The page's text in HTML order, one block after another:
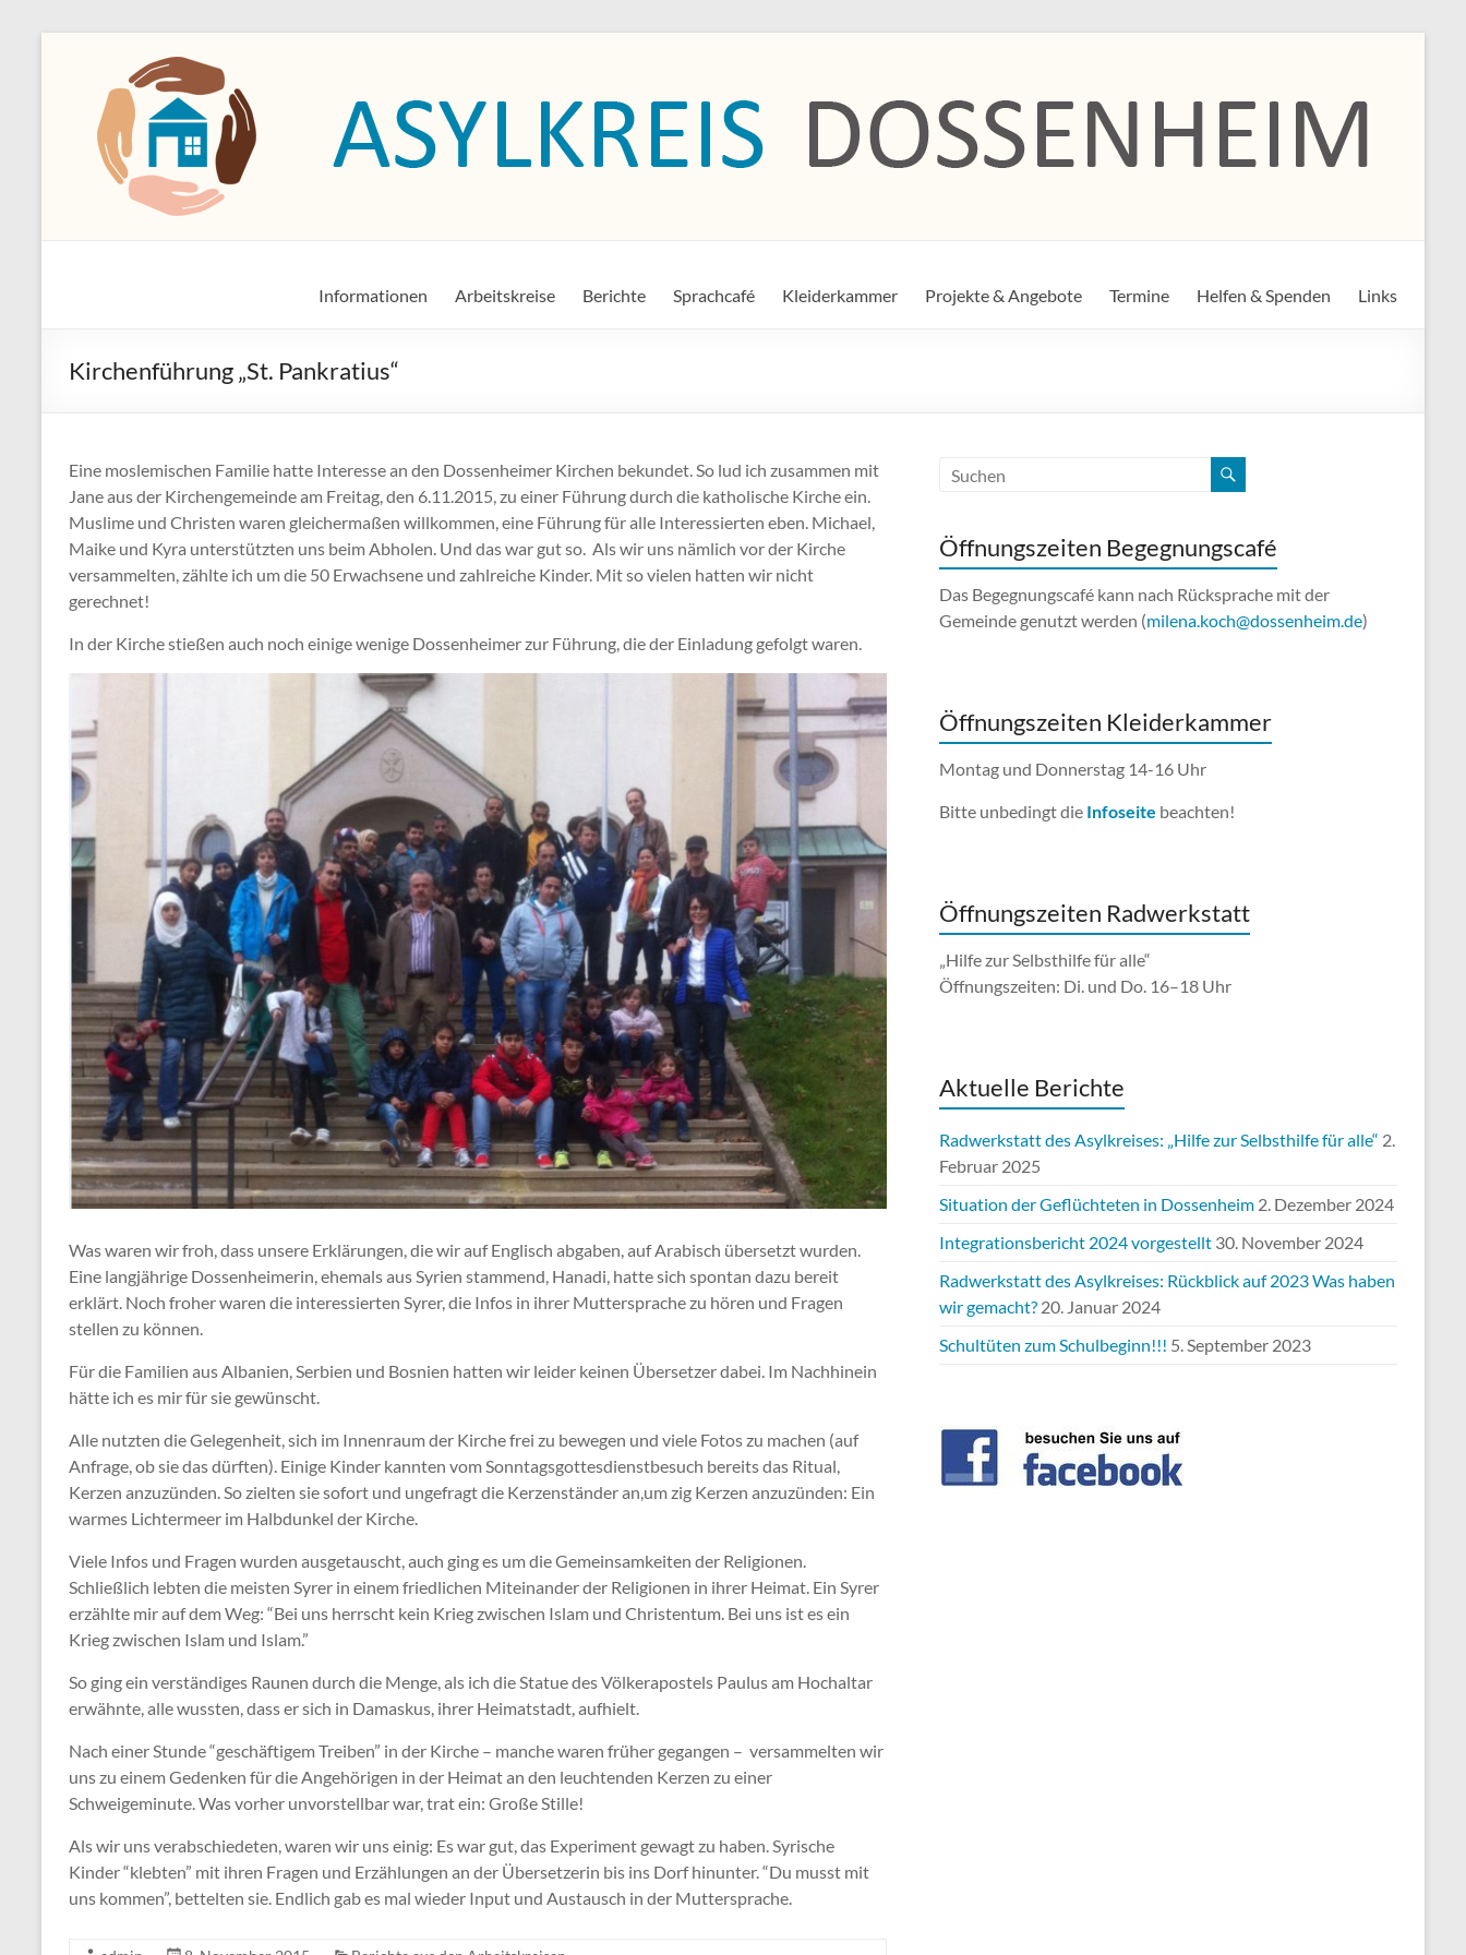
Asylkreis Dossenheim
Informationen Arbeitskreise Berichte Sprachcafé Kleiderkammer Projekte & Angebote Termine Helfen & Spenden Links
Kirchenführung „St. Pankratius“
Eine moslemischen Familie hatte Interesse an den Dossenheimer Kirchen bekundet. So lud ich zusammen mit
Jane aus der Kirchengemeinde am Freitag, den 6.11.2015, zu einer Führung durch die katholische Kirche ein.
Muslime und Christen waren gleichermaßen willkommen, eine Führung für alle Interessierten eben. Michael,
Maike und Kyra unterstützten uns beim Abholen. Und das war gut so. Als wir uns nämlich vor der Kirche
versammelten, zählte ich um die 50 Erwachsene und zahlreiche Kinder. Mit so vielen hatten wir nicht
gerechnet!
In der Kirche stießen auch noch einige wenige Dossenheimer zur Führung, die der Einladung gefolgt waren.
Was waren wir froh, dass unsere Erklärungen, die wir auf Englisch abgaben, auf Arabisch übersetzt wurden.
Eine langjährige Dossenheimerin, ehemals aus Syrien stammend, Hanadi, hatte sich spontan dazu bereit
erklärt. Noch froher waren die interessierten Syrer, die Infos in ihrer Muttersprache zu hören und Fragen
stellen zu können.
Für die Familien aus Albanien, Serbien und Bosnien hatten wir leider keinen Übersetzer dabei. Im Nachhinein
hätte ich es mir für sie gewünscht.
Alle nutzten die Gelegenheit, sich im Innenraum der Kirche frei zu bewegen und viele Fotos zu machen (auf
Anfrage, ob sie das dürften). Einige Kinder kannten vom Sonntagsgottesdienstbesuch bereits das Ritual,
Kerzen anzuzünden. So zielten sie sofort und ungefragt die Kerzenständer an,um zig Kerzen anzuzünden: Ein
warmes Lichtermeer im Halbdunkel der Kirche.
Viele Infos und Fragen wurden ausgetauscht, auch ging es um die Gemeinsamkeiten der Religionen.
Schließlich lebten die meisten Syrer in einem friedlichen Miteinander der Religionen in ihrer Heimat. Ein Syrer
erzählte mir auf dem Weg: “Bei uns herrscht kein Krieg zwischen Islam und Christentum. Bei uns ist es ein
Krieg zwischen Islam und Islam.”
So ging ein verständiges Raunen durch die Menge, als ich die Statue des Völkerapostels Paulus am Hochaltar
erwähnte, alle wussten, dass er sich in Damaskus, ihrer Heimatstadt, aufhielt.
Nach einer Stunde “geschäftigem Treiben” in der Kirche – manche waren früher gegangen – versammelten wir
uns zu einem Gedenken für die Angehörigen in der Heimat an den leuchtenden Kerzen zu einer
Schweigeminute. Was vorher unvorstellbar war, trat ein: Große Stille!
Als wir uns verabschiedeten, waren wir uns einig: Es war gut, das Experiment gewagt zu haben. Syrische
Kinder “klebten” mit ihren Fragen und Erzählungen an der Übersetzerin bis ins Dorf hinunter. “Du musst mit
uns kommen”, bettelten sie. Endlich gab es mal wieder Input und Austausch in der Muttersprache.
Öffnungszeiten Begegnungscafé
Das Begegnungscafé kann nach Rücksprache mit der
Gemeinde genutzt werden (milena.koch@dossenheim.de)
Öffnungszeiten Kleiderkammer
Montag und Donnerstag 14-16 Uhr
Bitte unbedingt die Infoseite beachten!
Öffnungszeiten Radwerkstatt
„Hilfe zur Selbsthilfe für alle“
Öffnungszeiten: Di. und Do. 16–18 Uhr
Aktuelle Berichte
Radwerkstatt des Asylkreises: „Hilfe zur Selbsthilfe für alle“ 2.
Februar 2025
Situation der Geflüchteten in Dossenheim 2. Dezember 2024
Integrationsbericht 2024 vorgestellt 30. November 2024
Radwerkstatt des Asylkreises: Rückblick auf 2023 Was haben
wir gemacht? 20. Januar 2024
Schultüten zum Schulbeginn!!! 5. September 2023